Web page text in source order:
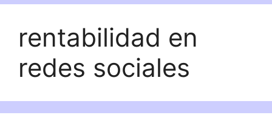
rentabilidad en
redes sociales